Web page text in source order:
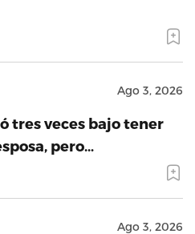
Ago 3, 2026
tres veces bajo tener
pero…
Ago 3, 2026